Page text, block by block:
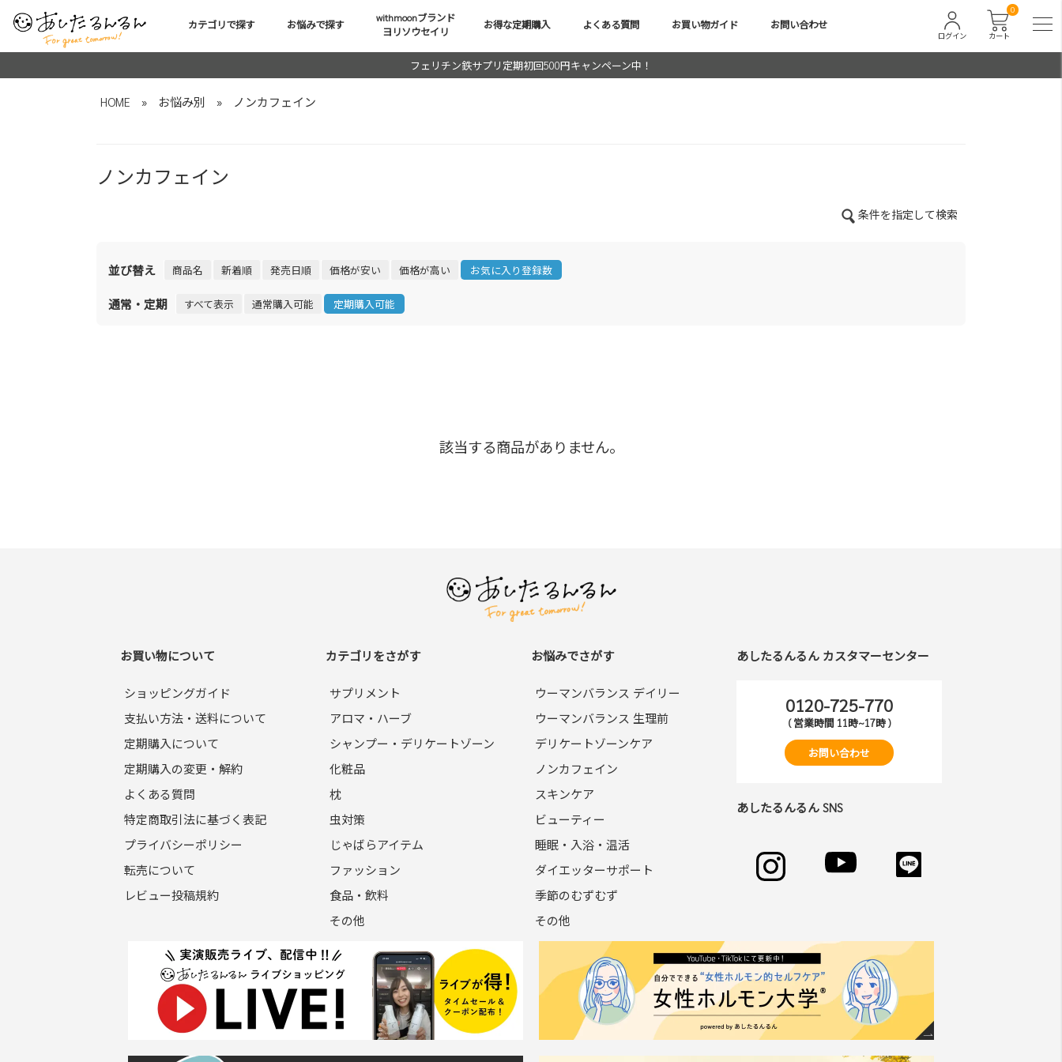
カテゴリで探す お悩みで探す
withmoonブランド
ヨリソウセイリ
お得な定期購入 よくある質問 お買い物ガイド お問い合わせ
カート
0
ログイン
フェリチン鉄サプリ定期初回500円キャンペーン中！
HOME » お悩み別 » ノンカフェイン
ノンカフェイン
条件を指定して検索
並び替え 商品名 新着順 発売日順 価格が安い 価格が高い お気に入り登録数
通常・定期 すべて表示 通常購入可能 定期購入可能
該当する商品がありません。
お買い物について
ショッピングガイド
支払い方法・送料について
定期購入について
定期購入の変更・解約
よくある質問
特定商取引法に基づく表記
プライバシーポリシー
転売について
レビュー投稿規約
カテゴリをさがす
サプリメント
アロマ・ハーブ
シャンプー・デリケートゾーン
化粧品
枕
虫対策
じゃばらアイテム
ファッション
食品・飲料
その他
お悩みでさがす
ウーマンバランス デイリー
ウーマンバランス 生理前
デリケートゾーンケア
ノンカフェイン
スキンケア
ビューティー
睡眠・入浴・温活
ダイエッターサポート
季節のむずむず
その他
あしたるんるん カスタマーセンター
0120-725-770
( 営業時間 11時~17時 )
お問い合わせ
あしたるんるん SNS